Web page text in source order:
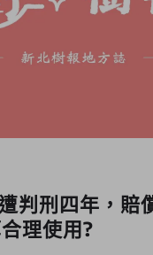
判刑四年，賠
理使用?